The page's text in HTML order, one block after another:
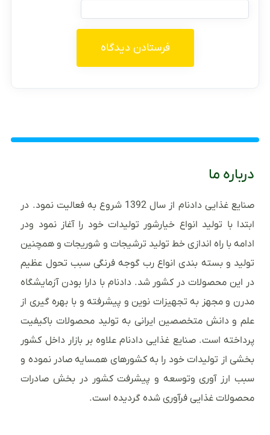
درباره ما
صنایع غذایی دادنام از سال 1392 شروع به فعالیت نمود. در
ابتدا با تولید انواع خیارشور تولیدات خود را آغاز نمود ودر
ادامه با راه اندازی خط تولید ترشیجات و شوریجات و همچنین
تولید و بسته بندی انواع رب گوجه فرنگی سبب تحول عظیم
در این محصولات در کشور شد. دادنام با دارا بودن آزمایشگاه
مدرن و مجهز به تجهیزات نوین و پیشرفته و با بهره گیری از
علم و دانش متخصصین ایرانی به تولید محصولات باکیفیت
پرداخته است. صنایع غذایی دادنام علاوه بر بازار داخل کشور
بخشی از تولیدات خود را به کشورهای همسایه صادر نموده و
سبب ارز آوری وتوسعه و پیشرفت کشور در بخش صادرات
محصولات غذایی فرآوری شده گردیده است.